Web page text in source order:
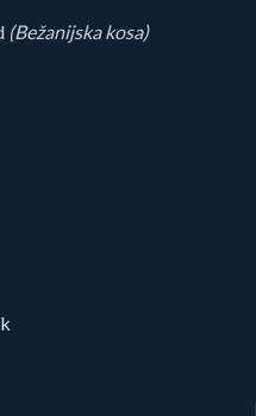
(Bežanijska kosa)